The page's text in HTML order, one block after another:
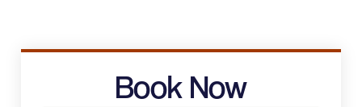
Book Now